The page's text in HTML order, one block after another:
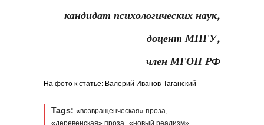
кандидат психологических наук,
доцент МПГУ,
член МГОП РФ
На фото к статье: Валерий Иванов-Таганский
Tags: «возвращенческая» проза
«деревенская» проза «новый реализм»